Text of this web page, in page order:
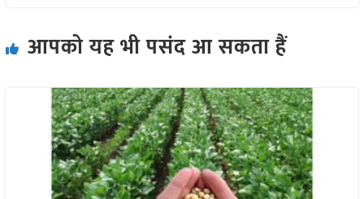
आपको यह भी पसंद आ सकता हैं